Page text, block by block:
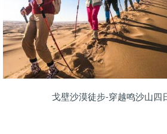
戈壁沙漠徒步-穿越鸣沙山四